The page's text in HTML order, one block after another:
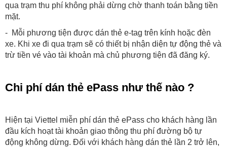
qua trạm thu phí không phải dừng chờ thanh toán bằng tiền
mặt.
- Mỗi phương tiện được dán thẻ e-tag trên kính hoặc đèn
xe. Khi xe đi qua trạm sẽ có thiết bị nhận diện tự động thẻ và
trừ tiền vé vào tài khoản mà chủ phương tiện đã đăng ký.
Chi phí dán thẻ ePass như thế nào ?
Hiện tại Viettel miễn phí dán thẻ ePass cho khách hàng lần
đầu kích hoạt tài khoản giao thông thu phí đường bộ tự
động không dừng. Đối với khách hàng dán thẻ lần 2 trở lên,